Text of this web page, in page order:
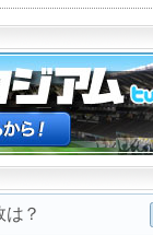
は？